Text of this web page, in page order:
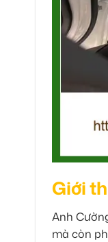
Giới
Anh
mà còn